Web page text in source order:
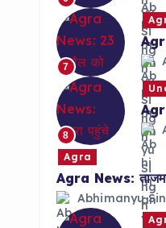
7
8
Agra
Agra News:
Abhimanyu